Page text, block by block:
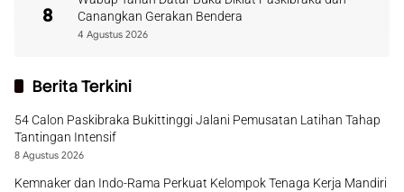
8
Canangkan Gerakan Bendera
4 Agustus 2026
Berita Terkini
54 Calon Paskibraka Bukittinggi Jalani Pemusatan Latihan Tahap
Tantingan Intensif
8 Agustus 2026
Kemnaker dan Indo-Rama Perkuat Kelompok Tenaga Kerja Mandiri